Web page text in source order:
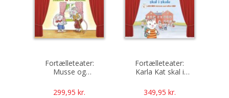
Fortælleteater:
Musse og
299,95kr.
Fortælleteater:
Karla Kat skal i
349,95 kr.